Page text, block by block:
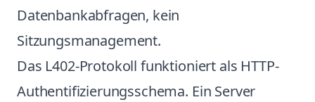
Datenbankabfragen, kein
Sitzungsmanagement.
Das L402-Protokoll funktioniert als HTTP-
Authentifizierungsschema. Ein Server